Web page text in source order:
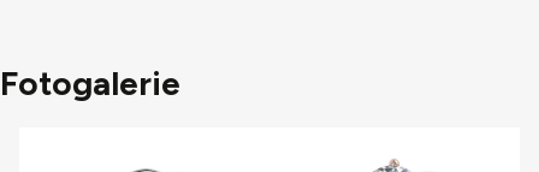
Fotogalerie